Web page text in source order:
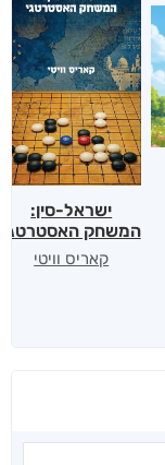
ישראל-סין:
המשחק האסטרטגי
קאריס וויטי